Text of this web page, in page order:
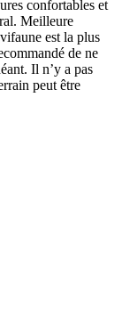
confortables et
Meilleure
est la plus
de ne
Il n’y a pas
peut être